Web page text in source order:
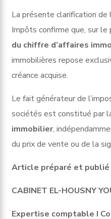
La présente clarification
Impôts confirme que, sur le
du chiffre d’affaires
immobilières repose
créance acquise.
Le fait générateur de
sociétés est constitué par
immobilier,
du prix de vente ou de la
Article préparé et publié
CABINET EL-HOUSNY
Expertise comptable I